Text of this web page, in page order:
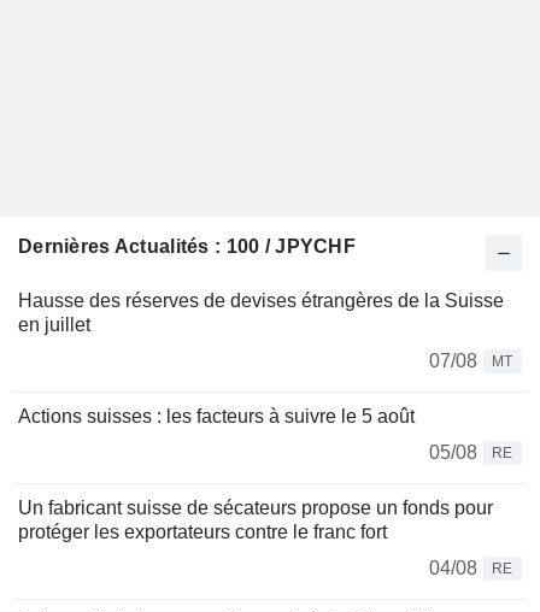
Dernières Actualités : 100 / JPYCHF
Hausse des réserves de devises étrangères de la Suisse
en juillet
07/08
MT
Actions suisses : les facteurs à suivre le 5 août
05/08
RE
Un fabricant suisse de sécateurs propose un fonds pour
protéger les exportateurs contre le franc fort
04/08
RE